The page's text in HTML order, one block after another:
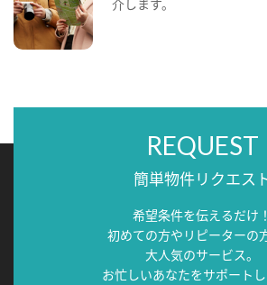
介します。
REQUEST
簡単物件リクエス
希望条件を伝えるだけ！
初めての方やリピーターの
大人気のサービス。
お忙しいあなたをサポートし